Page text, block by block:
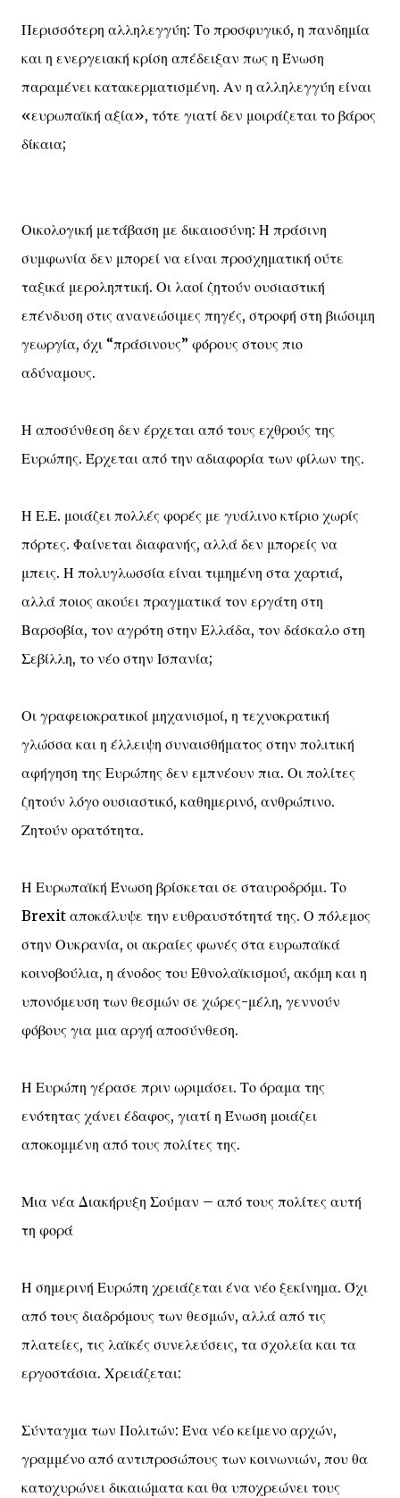
Περισσότερη αλληλεγγύη: Το προσφυγικό, η πανδημία
και η ενεργειακή κρίση απέδειξαν πως η Ένωση
παραμένει κατακερματισμένη. Αν η αλληλεγγύη είναι
«ευρωπαϊκή αξία», τότε γιατί δεν μοιράζεται το βάρος
δίκαια;
Οικολογική μετάβαση με δικαιοσύνη: Η πράσινη
συμφωνία δεν μπορεί να είναι προσχηματική ούτε
ταξικά μεροληπτική. Οι λαοί ζητούν ουσιαστική
επένδυση στις ανανεώσιμες πηγές, στροφή στη βιώσιμη
γεωργία, όχι “πράσινους” φόρους στους πιο
αδύναμους.
Η αποσύνθεση δεν έρχεται από τους εχθρούς της
Ευρώπης. Έρχεται από την αδιαφορία των φίλων της.
Η Ε.Ε. μοιάζει πολλές φορές με γυάλινο κτίριο χωρίς
πόρτες. Φαίνεται διαφανής, αλλά δεν μπορείς να
μπεις. Η πολυγλωσσία είναι τιμημένη στα χαρτιά,
αλλά ποιος ακούει πραγματικά τον εργάτη στη
Βαρσοβία, τον αγρότη στην Ελλάδα, τον δάσκαλο στη
Σεβίλλη, το νέο στην Ισπανία;
Οι γραφειοκρατικοί μηχανισμοί, η τεχνοκρατική
γλώσσα και η έλλειψη συναισθήματος στην πολιτική
αφήγηση της Ευρώπης δεν εμπνέουν πια. Οι πολίτες
ζητούν λόγο ουσιαστικό, καθημερινό, ανθρώπινο.
Ζητούν ορατότητα.
Η Ευρωπαϊκή Ένωση βρίσκεται σε σταυροδρόμι. Το
Brexit αποκάλυψε την ευθραυστότητά της. Ο πόλεμος
στην Ουκρανία, οι ακραίες φωνές στα ευρωπαϊκά
κοινοβούλια, η άνοδος του Εθνολαϊκισμού, ακόμη και η
υπονόμευση των θεσμών σε χώρες-μέλη, γεννούν
φόβους για μια αργή αποσύνθεση.
Η Ευρώπη γέρασε πριν ωριμάσει. Το όραμα της
ενότητας χάνει έδαφος, γιατί η Ένωση μοιάζει
αποκομμένη από τους πολίτες της.
Μια νέα Διακήρυξη Σούμαν – από τους πολίτες αυτή
τη φορά
Η σημερινή Ευρώπη χρειάζεται ένα νέο ξεκίνημα. Όχι
από τους διαδρόμους των θεσμών, αλλά από τις
πλατείες, τις λαϊκές συνελεύσεις, τα σχολεία και τα
εργοστάσια. Χρειάζεται:
Σύνταγμα των Πολιτών: Ένα νέο κείμενο αρχών,
γραμμένο από αντιπροσώπους των κοινωνιών, που θα
κατοχυρώνει δικαιώματα και θα υποχρεώνει τους